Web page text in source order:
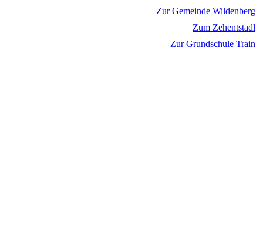
Zur Gemeinde Wildenberg
Zum Zehentstadl
Zur Grundschule Train